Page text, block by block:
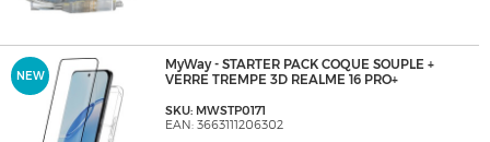
NEW
MyWay - STARTER PACK COQUE SOUPLE +
VERRE TREMPE 3D REALME 16 PRO+
SKU: MWSTP0171
EAN: 3663111206302